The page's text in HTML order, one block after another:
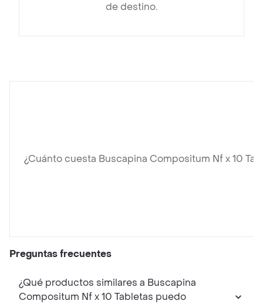
de destino.
¿Cuánto cuesta Buscapina Compositum Nf x 10
Preguntas frecuentes
¿Qué productos similares a Buscapina
Compositum Nf x 10 Tabletas puedo